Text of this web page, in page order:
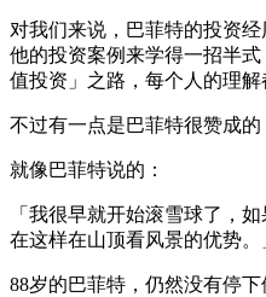
对我们来说，巴菲特的投资
他的投资案例来学得一招半
值投资」之路，每个人的理解
不过有一点是巴菲特很赞成的
就像巴菲特说的：
「我很早就开始滚雪球了，
在这样在山顶看风景的优势。
88岁的巴菲特，仍然没有停